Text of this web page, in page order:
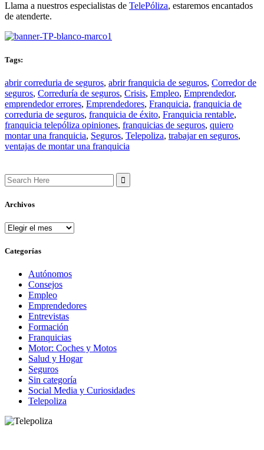
Llama a nuestros especialistas de TelePóliza, estaremos encantados
de atenderte.
Tags:
abrir correduria de seguros, abrir franquicia de seguros, Corredor de
seguros, Correduría de seguros, Crisis, Empleo, Emprendedor,
emprendedor errores, Emprendedores, Franquicia, franquicia de
correduria de seguros, franquicia de éxito, Franquicia rentable,
franquicia telepóliza opiniones, franquicias de seguros, quiero
montar una franquicia, Seguros, Telepoliza, trabajar en seguros,
ventajas de montar una franquicia
Search
for:
Archivos
Archivos
Categorías
Autónomos
Consejos
Empleo
Emprendedores
Entrevistas
Formación
Franquicias
Motor: Coches y Motos
Salud y Hogar
Seguros
Sin categoría
Social Media y Curiosidades
Telepoliza